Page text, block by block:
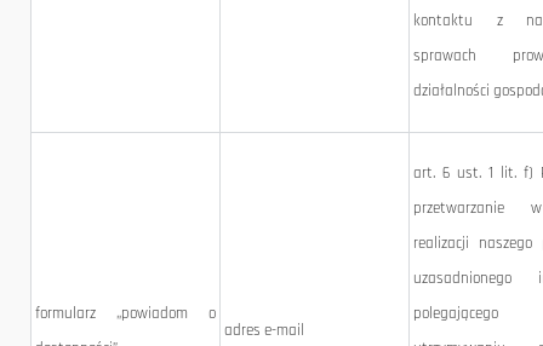
kontaktu z
sprawach
działalności
formularz „powiadom o
adres e-mail
art. 6 ust. 1 lit. f)
przetwarzanie
realizacji naszego
uzasadnionego